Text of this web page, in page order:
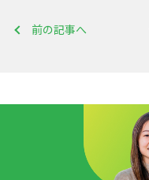
前の記事へ